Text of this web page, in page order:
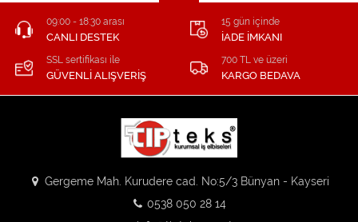
09:00 - 18:30 arası
CANLI DESTEK
15 gün içinde
İADE İMKANI
SSL sertifikası ile
GÜVENLİ ALIŞVERİŞ
700 TL ve üzeri
KARGO BEDAVA
Gergeme Mah. Kurudere cad. No:5/3 Bünyan - Kayseri
0538 050 28 14